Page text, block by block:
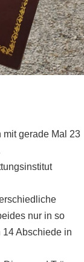
mit gerade Mal 23
nur in so
Abschiede in